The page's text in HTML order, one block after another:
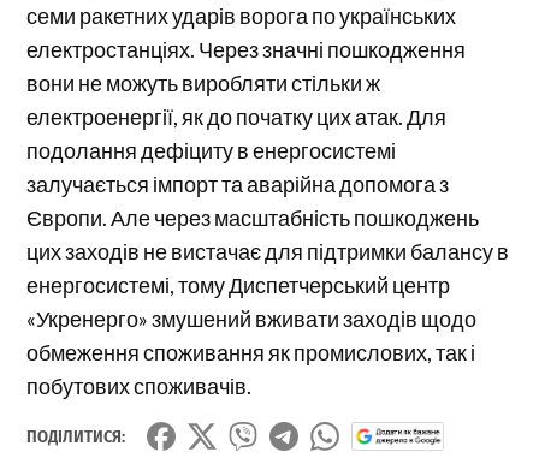
семи ракетних ударів ворога по українських
електростанціях. Через значні пошкодження
вони не можуть виробляти стільки ж
електроенергії, як до початку цих атак. Для
подолання дефіциту в енергосистемі
залучається імпорт та аварійна допомога з
Європи. Але через масштабність пошкоджень
цих заходів не вистачає для підтримки балансу в
енергосистемі, тому Диспетчерський центр
«Укренерго» змушений вживати заходів щодо
обмеження споживання як промислових, так і
побутових споживачів.
ПОДІЛИТИСЯ: